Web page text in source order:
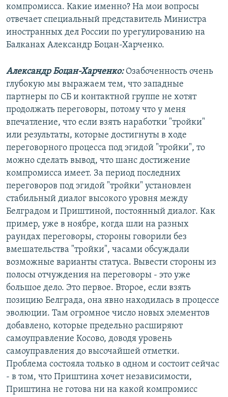
компромисса. Какие именно? На мои вопросы
отвечает специальный представитель Министра
иностранных дел России по урегулированию на
Балканах Александр Боцан-Харченко.
Александр Боцан-Харченко: Озабоченность очень
глубокую мы выражаем тем, что западные
партнеры по СБ и контактной группе не хотят
продолжать переговоры, потому что у меня
впечатление, что если взять наработки "тройки"
или результаты, которые достигнуты в ходе
переговорного процесса под эгидой "тройки", то
можно сделать вывод, что шанс достижение
компромисса имеет. За период последних
переговоров под эгидой "тройки" установлен
стабильный диалог высокого уровня между
Белградом и Приштиной, постоянный диалог. Как
пример, уже в ноябре, когда шли на разных
раундах переговоры, стороны говорили без
вмешательства "тройки", часами обсуждали
возможные варианты статуса. Вывести стороны из
полосы отчуждения на переговоры - это уже
большое дело. Это первое. Второе, если взять
позицию Белграда, она явно находилась в процессе
эволюции. Там огромное число новых элементов
добавлено, которые предельно расширяют
самоуправление Косово, доводя уровень
самоуправления до высочайшей отметки.
Проблема состояла только в одном и состоит сейчас
- в том, что Приштина хочет независимости,
Приштина не готова ни на какой компромисс